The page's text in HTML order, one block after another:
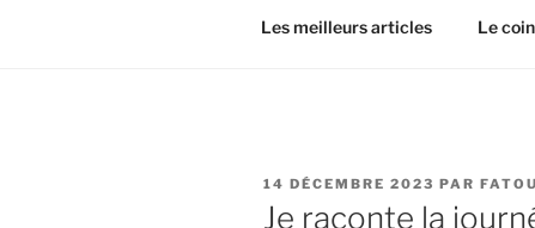
Les meilleurs articles Le
PUBLIÉ
LE
14 DÉCEMBRE 2023 PAR
Je raconte la